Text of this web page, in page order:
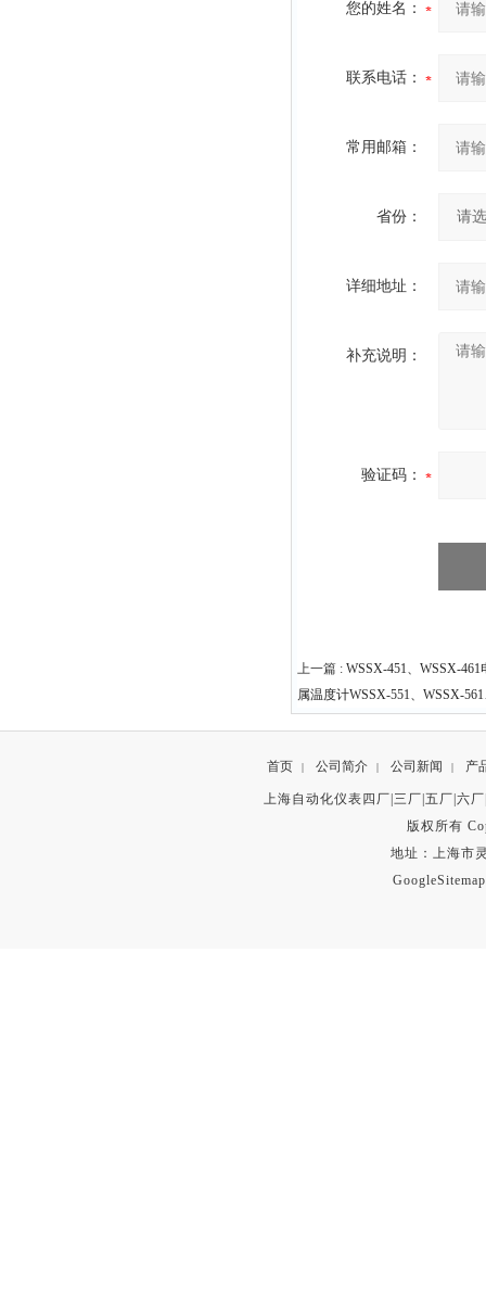
您的姓名：
联系电话：
常用邮箱：
省份：
详细地址：
补充说明：
验证码：
上一篇 : WSSX-451、WSSX-
属温度计WSSX-551、WSSX-
首页 | 公司简介 | 公司新闻 | 产
上海自动化仪表四厂|三厂|五厂|六
版权所有
地址：上海市
GoogleSitemap